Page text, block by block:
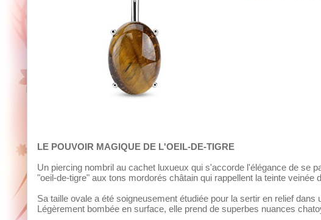
LE POUVOIR MAGIQUE DE L'OEIL-DE-TIGRE
Un piercing nombril au cachet luxueux qui s'accorde l'élégance de se
"oeil-de-tigre" aux tons mordorés châtain qui rappellent la teinte veinée
Sa taille ovale a été soigneusement étudiée pour la sertir en relief dans
Légèrement bombée en surface, elle prend de superbes nuances